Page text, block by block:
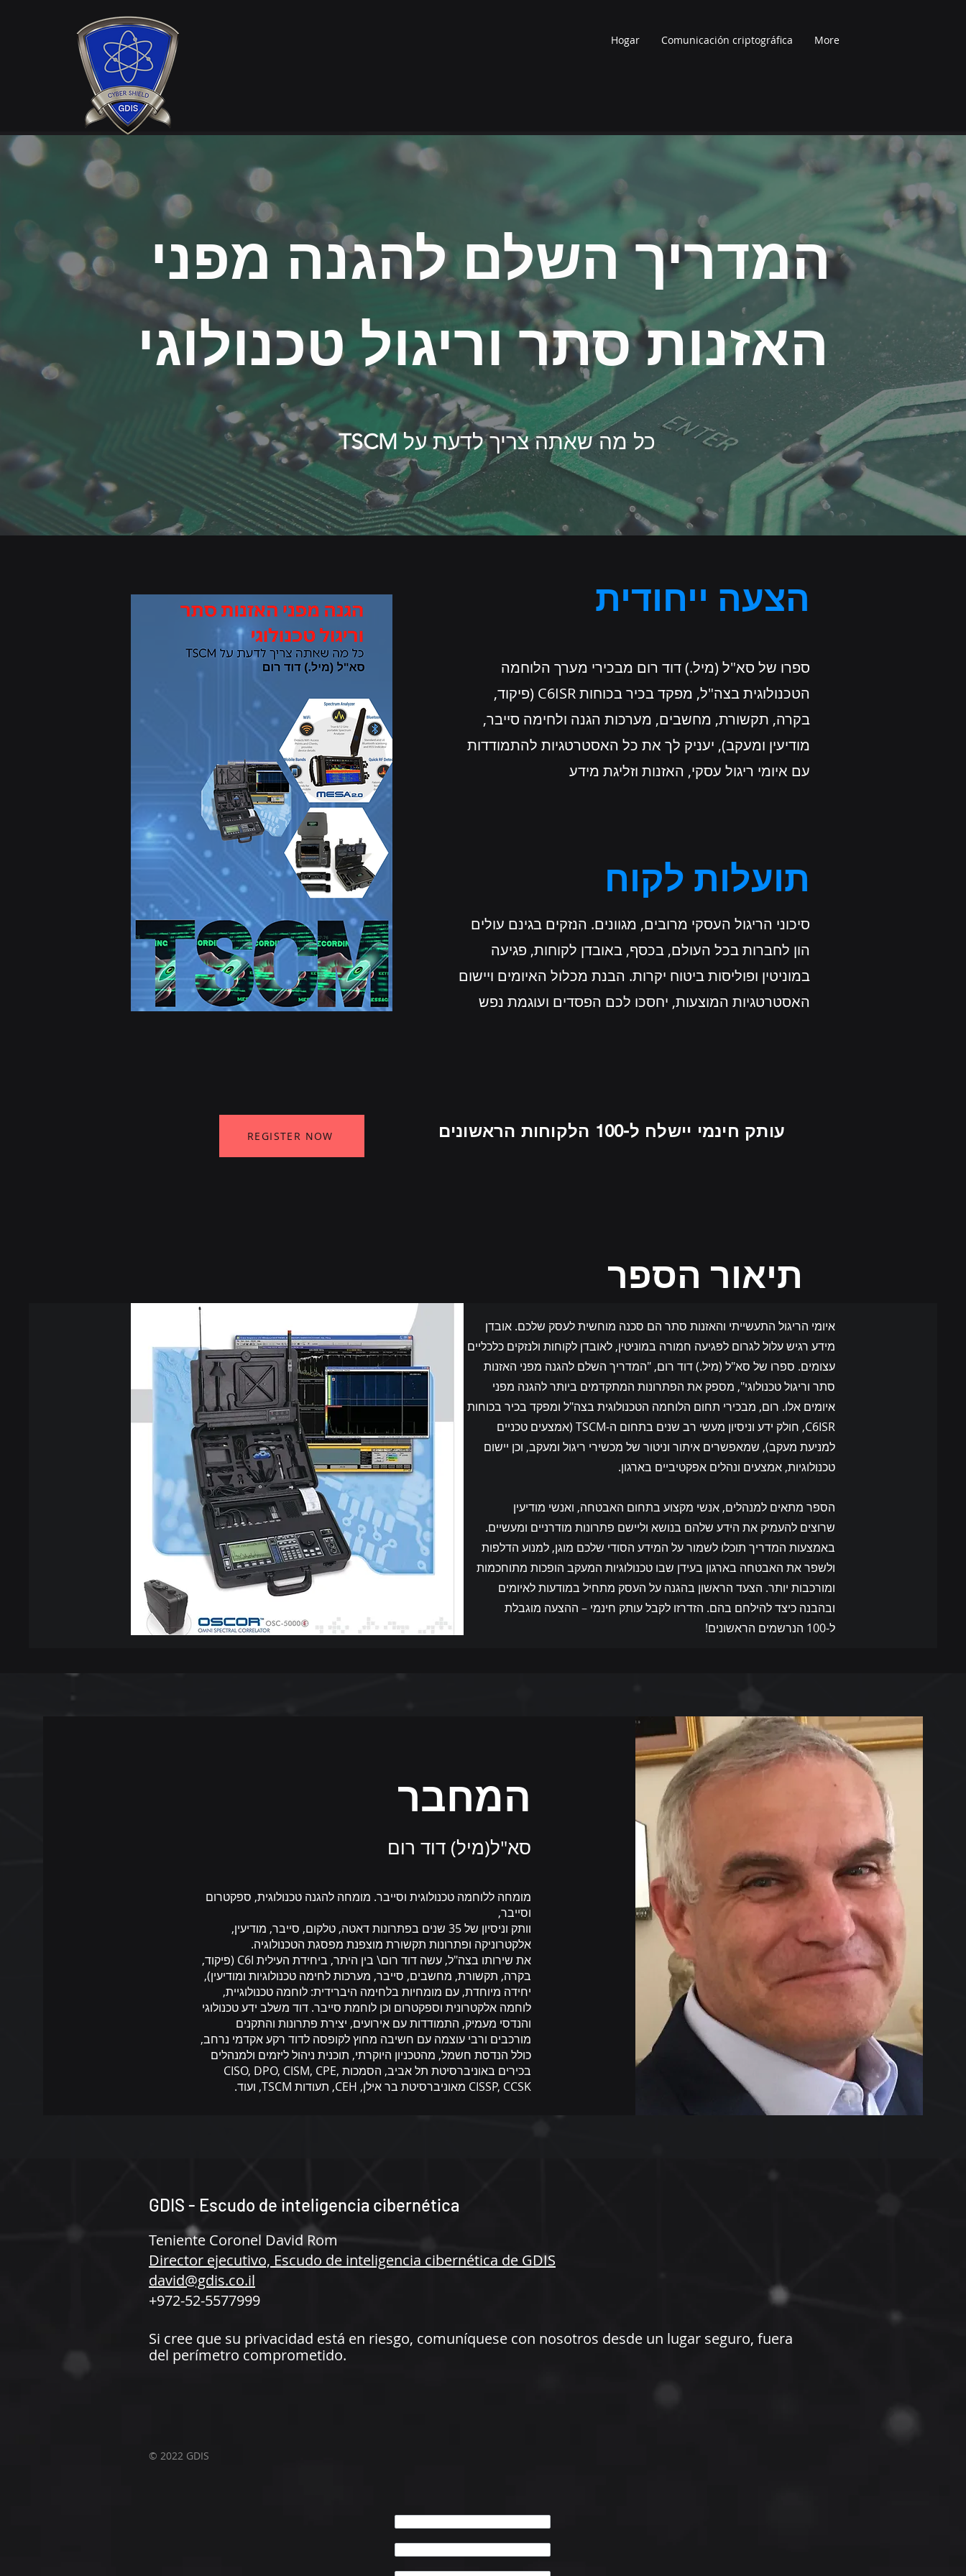
Hogar Comunicación criptográfica More
המדריך השלם להגנה מפני
האזנות סתר וריגול טכנולוגי
TSCM כל מה שאתה צריך לדעת על
הצעה ייחודית
ספרו של סא"ל (מיל.) דוד רום מבכירי מערך הלוחמה
הטכנולוגית בצה"ל, מפקד בכיר בכוחות C6ISR (פיקוד,
בקרה, תקשורת, מחשבים, מערכות הגנה ולחימה סייבר,
מודיעין ומעקב), יעניק לך את כל האסטרטגיות להתמודדות
עם איומי ריגול עסקי, האזנות וזליגת מידע
תועלות לקוח
סיכוני הריגול העסקי מרובים, מגוונים. הנזקים בגינם עולים
הון לחברות בכל העולם, בכסף, באובדן לקוחות, פגיעה
במוניטין ופוליסות ביטוח יקרות. הבנת מכלול האיומים ויישום
האסטרטגיות המוצעות, יחסכו לכם הפסדים ועוגמת נפש
REGISTER NOW עותק חינמי יישלח ל-100 הלקוחות הראשונים
תיאור הספר
איומי הריגול התעשייתי והאזנות סתר הם סכנה מוחשית לעסק שלכם. אובדן
מידע רגיש עלול לגרום לפגיעה חמורה במוניטין, לאובדן לקוחות ולנזקים כלכליים
עצומים. ספרו של סא"ל (מיל.) דוד רום, "המדריך השלם להגנה מפני האזנות
סתר וריגול טכנולוגי", מספק את הפתרונות המתקדמים ביותר להגנה מפני
איומים אלו. רום, מבכירי תחום הלוחמה הטכנולוגית בצה"ל ומפקד בכיר בכוחות
C6ISR, חולק ידע וניסיון מעשי רב שנים בתחום ה-TSCM (אמצעים טכניים
למניעת מעקב), שמאפשרים איתור וניטור של מכשירי ריגול ומעקב, וכן יישום
טכנולוגיות, אמצעים ונהלים אפקטיביים בארגון.
הספר מתאים למנהלים, אנשי מקצוע בתחום האבטחה, ואנשי מודיעין
שרוצים להעמיק את הידע שלהם בנושא וליישם פתרונות מודרניים ומעשיים.
באמצעות המדריך תוכלו לשמור על המידע הסודי שלכם מוגן, למנוע הדלפות
ולשפר את האבטחה בארגון בעידן שבו טכנולוגיות המעקב הופכות מתוחכמות
ומורכבות יותר. הצעד הראשון בהגנה על העסק מתחיל במודעות לאיומים
ובהבנה כיצד להילחם בהם. הזדרזו לקבל עותק חינמי – ההצעה מוגבלת
ל-100 הנרשמים הראשונים!
המחבר
סא"ל(מיל) דוד רום
מומחה ללוחמה טכנולוגית וסייבר. מומחה להגנה טכנולוגית, ספקטרום
וסייבר,
וותק וניסיון של 35 שנים בפתרונות דאטה, טלקום, סייבר, מודיעין,
אלקטרוניקה ופתרונות תקשורת מוצפנת מפסגת הטכנולוגיה.
את שירותו בצה"ל, עשה דוד רום\ בין היתר, ביחידת העילית C6I (פיקוד,
בקרה, תקשורת, מחשבים, סייבר, מערכות לחימה טכנולוגיות ומודיעין),
יחידה מיוחדת, עם מומחיות בלחימה היברידית: לוחמה טכנולוגיית,
לוחמה אלקטרונית וספקטרום וכן לוחמת סייבר. דוד משלב ידע טכנולוגי
והנדסי מעמיק, התמודדות עם אירועים, יצירת פתרונות והתקנים
מורכבים ורבי עוצמה עם חשיבה מחוץ לקופסה לדוד רקע אקדמי נרחב,
כולל הנדסת חשמל, מהטכניון היוקרתי, תוכנית ניהול ליזמים ולמנהלים
בכירים באוניברסיטת תל אביב, הסמכות CISO, DPO, CISM, CPE,
CISSP, CCSK מאוניברסיטת בר אילן, CEH, תעודות TSCM, ועוד.
GDIS - Escudo de inteligencia cibernética
Teniente Coronel David Rom
Director ejecutivo, Escudo de inteligencia cibernética de GDIS
david@gdis.co.il
+972-52-5577999
Si cree que su privacidad está en riesgo, comuníquese con nosotros desde un lugar seguro, fuera
del perímetro comprometido.
© 2022 GDIS